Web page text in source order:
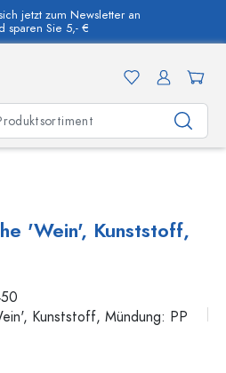
jetzt zum Newsletter an
sparen Sie 5,- €
'Wein', Kunststoff,